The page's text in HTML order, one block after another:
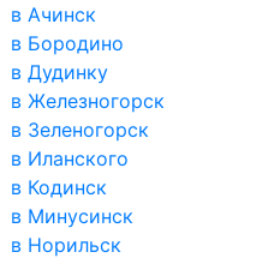
в Ачинск
в Бородино
в Дудинку
в Железногорск
в Зеленогорск
в Иланского
в Кодинск
в Минусинск
в Норильск